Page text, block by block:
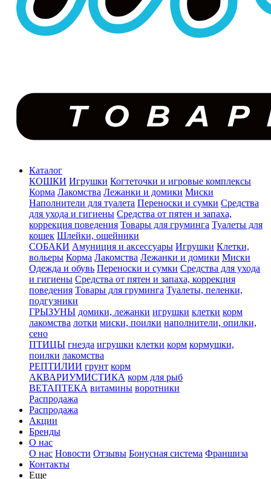
Каталог
КОШКИ Игрушки Когтеточки и игровые комплексы
Корма Лакомства Лежанки и домики Миски
Наполнители для туалета Переноски и сумки Средства
для ухода и гигиены Средства от пятен и запаха,
коррекция поведения Товары для груминга Туалеты для
кошек Шлейки, ошейники
СОБАКИ Амуниция и аксессуары Игрушки Клетки,
вольеры Корма Лакомства Лежанки и домики Миски
Одежда и обувь Переноски и сумки Средства для ухода
и гигиены Средства от пятен и запаха, коррекция
поведения Товары для груминга Туалеты, пеленки,
подгузники
ГРЫЗУНЫ домики, лежанки игрушки клетки корм
лакомства лотки миски, поилки наполнители, опилки,
сено
ПТИЦЫ гнезда игрушки клетки корм кормушки,
поилки лакомства
РЕПТИЛИИ грунт корм
АКВАРИУМИСТИКА корм для рыб
ВЕТАПТЕКА витамины воротники
Распродажа
Распродажа
Акции
Бренды
О нас
О нас Новости Отзывы Бонусная система Франшиза
Контакты
Еще